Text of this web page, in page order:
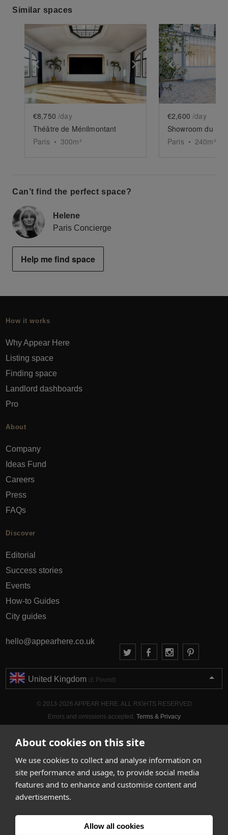
About cookies on this site
We use cookies to collect and analyse information on
site performance and usage, to provide social media
features and to enhance and customise content and
advertisements.
Allow all cookies
Similar spaces
Show previous slide Show next slide
€8,750 /day
Théâtre de Ménilmontant
Paris • 300m²
€2,600 /day
Paris • 240m²
Can’t find the perfect space?
Helene
Paris Concierge
Help me find space
How it works
Why Appear Here
Listing space
Finding space
Landlord dashboards
Pro
About
Company
Ideas Fund
Careers
Press
FAQs
Discover
Editorial
Success stories
Events
How-to Guides
City guides
hello@appearhere.co.uk
United Kingdom (£ Pound)
© 2013-2026 APPEAR HERE. ALL RIGHTS RESERVED
Errors and omissions accepted. Terms & Privacy